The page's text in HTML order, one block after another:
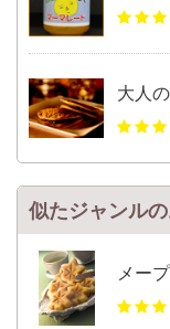
大人
似たジャンル
メー